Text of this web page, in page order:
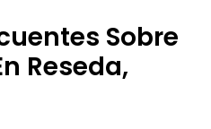
Sobre
Reseda,